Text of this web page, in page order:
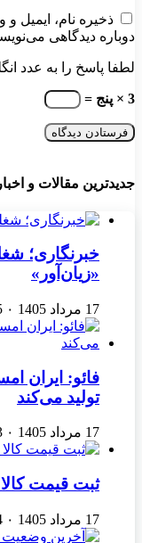
ذخیره نام، ایمیل
دوباره دیدگاهی
لطفا پاسخ را به عدد
3 × پنج =
جدیدترین مقالات و اخبار
خبرنگاری؛
«زیان‌آور»
17 مرداد 1405 ۰
تولید می‌کند
17 مرداد 1405 ۰
ثبت قیمت کالا و
17 مرداد 1405 ۰